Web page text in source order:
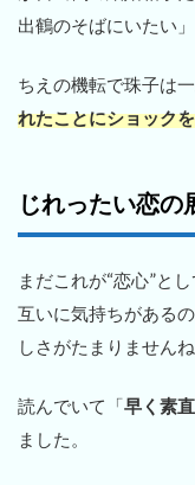
出鶴のそばにいたい
ちえの機転で珠子は
れたことにショック
じれったい恋の
まだこれが“恋心”と
互いに気持ちがある
しさがたまりませんね
読んでいて「早く素
ました。